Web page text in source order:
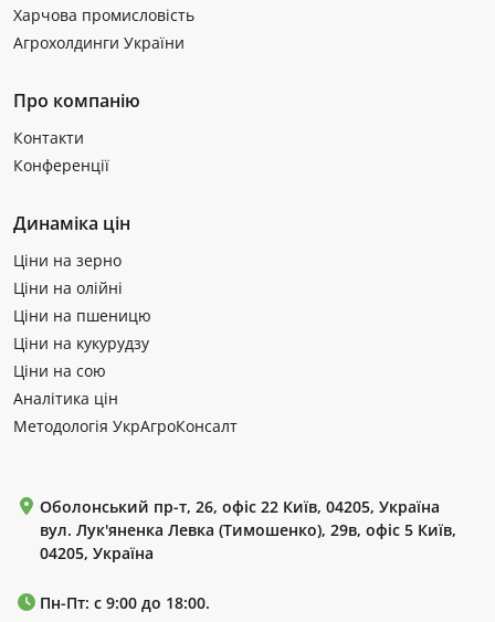
Харчова промисловість
Агрохолдинги України
Про компанію
Контакти
Конференції
Динаміка цін
Ціни на зерно
Ціни на олійні
Ціни на пшеницю
Ціни на кукурудзу
Ціни на сою
Аналітика цін
Методологія УкрАгроКонсалт
Оболонський пр-т, 26, офіс 22 Київ, 04205, Україна
вул. Лук'яненка Левка (Тимошенко), 29в, офіс 5 Київ,
04205, Україна
Пн-Пт: с 9:00 до 18:00.